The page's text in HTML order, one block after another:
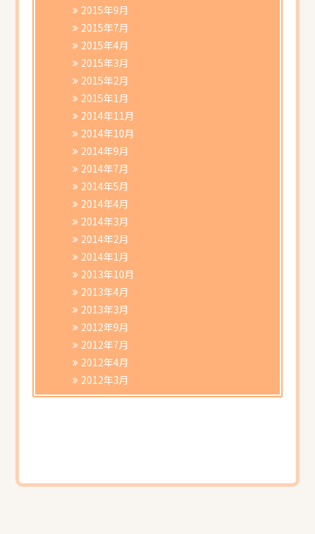
2015年9月
2015年7月
2015年4月
2015年3月
2015年2月
2015年1月
2014年11月
2014年10月
2014年9月
2014年7月
2014年5月
2014年4月
2014年3月
2014年2月
2014年1月
2013年10月
2013年4月
2013年3月
2012年9月
2012年7月
2012年4月
2012年3月